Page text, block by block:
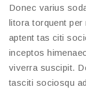
Donec varius
litora torquent
aptent tas citi
inceptos
viverra suscipit.
tasciti sociosqu